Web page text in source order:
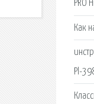
PRO
Как
Pl-